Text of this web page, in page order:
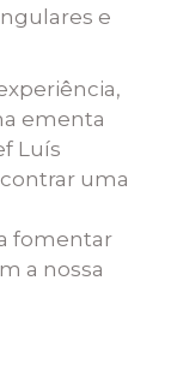
e
ementa
Luís
uma
fomentar
a nossa